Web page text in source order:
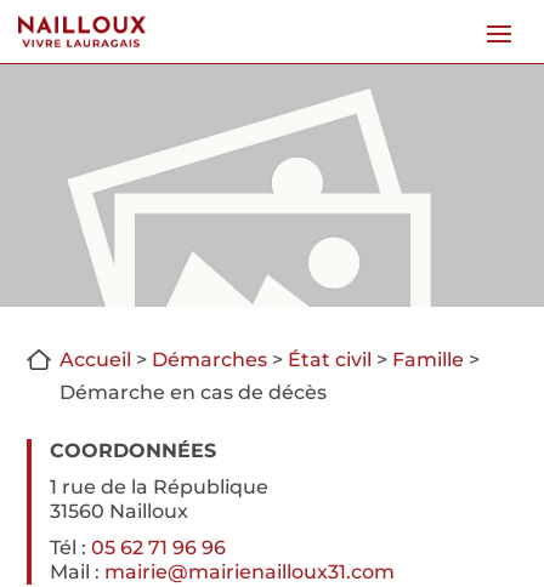
Accueil > Démarches > État civil > Famille >
Démarche en cas de décès
COORDONNÉES
1 rue de la République
31560 Nailloux
Tél : 05 62 71 96 96
Mail : mairie@mairienailloux31.com